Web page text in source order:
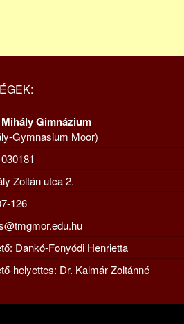
Gimnázium
Gymnasium Moor)
Zoltán utca 2.
126
Dankó-Fonyódi Henrietta
helyettes: Dr. Kalmár Zoltánné